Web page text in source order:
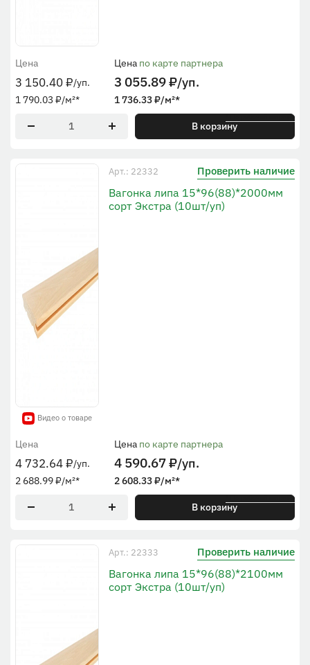
Цена
3 150.40₽/уп.
1 790.03 ₽/м²*
Цена по карте партнера
3 055.89₽/уп.
1 736.33₽/м²*
* По рабочей ширине
В корзину
Видео о товаре
Арт.: 22332 Проверить наличие
Вагонка липа 15*96(88)*2000мм
сорт Экстра (10шт/уп)
Цена
4 732.64₽/уп.
2 688.99₽/м²*
Цена по карте партнера
4 590.67₽/уп.
2 608.33₽/м²*
* По рабочей ширине
В корзину
Арт.: 22333 Проверить наличие
Вагонка липа 15*96(88)*2100мм
сорт Экстра (10шт/уп)